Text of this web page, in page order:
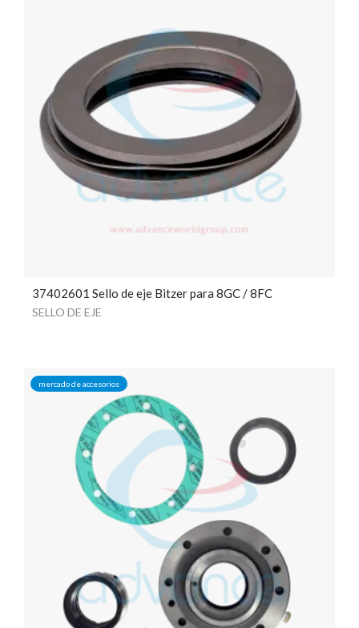
37402601 Sello de eje Bitzer para 8GC / 8FC
SELLO DE EJE
mercado de accesorios